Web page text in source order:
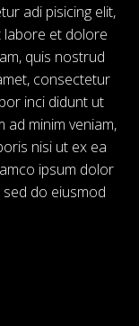
adi pisicing elit,
labore et dolore
quis nostrud
consectetur
inci didunt ut
ad minim veniam,
nisi ut ex ea
ipsum dolor
do eiusmod